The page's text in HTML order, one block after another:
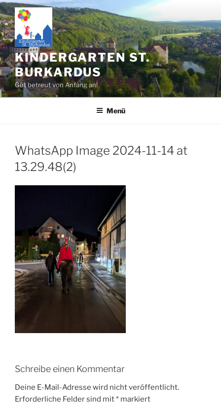
Zum
Inhalt
springen
KINDERGARTEN ST.
BURKARDUS
Gut betreut von Anfang an!
Menü
WhatsApp Image 2024-11-14 at
13.29.48(2)
Schreibe einen Kommentar
Deine E-Mail-Adresse wird nicht veröffentlicht.
Erforderliche Felder sind mit* markiert